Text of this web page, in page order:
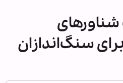
شناورهای
سنگ‌اندازان